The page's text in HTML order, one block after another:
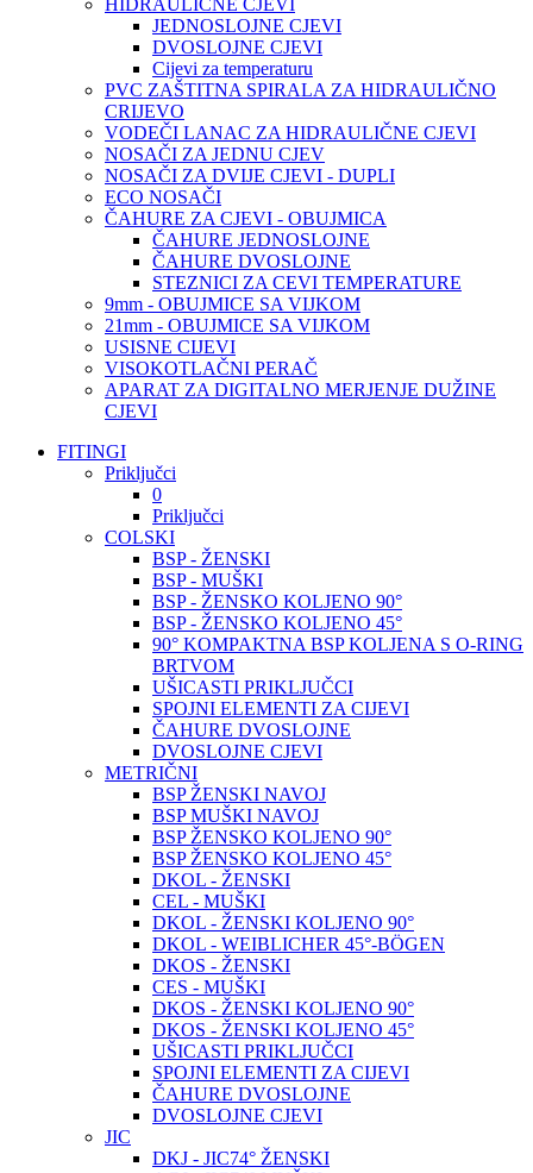
HIDRAULIČNE CJEVI
JEDNOSLOJNE CJEVI
DVOSLOJNE CJEVI
Cijevi za temperaturu
PVC ZAŠTITNA SPIRALA ZA HIDRAULIČNO
CRIJEVO
VODEČI LANAC ZA HIDRAULIČNE CJEVI
NOSAČI ZA JEDNU CJEV
NOSAČI ZA DVIJE CJEVI - DUPLI
ECO NOSAČI
ČAHURE ZA CJEVI - OBUJMICA
ČAHURE JEDNOSLOJNE
ČAHURE DVOSLOJNE
STEZNICI ZA CEVI TEMPERATURE
9mm - OBUJMICE SA VIJKOM
21mm - OBUJMICE SA VIJKOM
USISNE CIJEVI
VISOKOTLAČNI PERAČ
APARAT ZA DIGITALNO MERJENJE DUŽINE
CJEVI
FITINGI
Priključci
0
Priključci
COLSKI
BSP - ŽENSKI
BSP - MUŠKI
BSP - ŽENSKO KOLJENO 90°
BSP - ŽENSKO KOLJENO 45°
90° KOMPAKTNA BSP KOLJENA S O-RING
BRTVOM
UŠICASTI PRIKLJUČCI
SPOJNI ELEMENTI ZA CIJEVI
ČAHURE DVOSLOJNE
DVOSLOJNE CJEVI
METRIČNI
BSP ŽENSKI NAVOJ
BSP MUŠKI NAVOJ
BSP ŽENSKO KOLJENO 90°
BSP ŽENSKO KOLJENO 45°
DKOL - ŽENSKI
CEL - MUŠKI
DKOL - ŽENSKI KOLJENO 90°
DKOL - WEIBLICHER 45°-BÖGEN
DKOS - ŽENSKI
CES - MUŠKI
DKOS - ŽENSKI KOLJENO 90°
DKOS - ŽENSKI KOLJENO 45°
UŠICASTI PRIKLJUČCI
SPOJNI ELEMENTI ZA CIJEVI
ČAHURE DVOSLOJNE
DVOSLOJNE CJEVI
JIC
DKJ - JIC74° ŽENSKI